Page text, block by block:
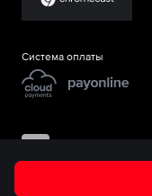
Система оплаты